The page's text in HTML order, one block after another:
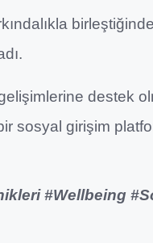
destek
sosyal girişim
#Wellbeing